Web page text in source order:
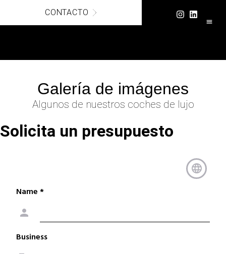
CONTACTO
Galería de imágenes
Algunos de nuestros coches de lujo
Solicita un presupuesto